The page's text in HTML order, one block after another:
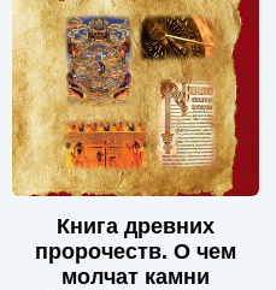
Книга древних
пророчеств. О чем
молчат камни